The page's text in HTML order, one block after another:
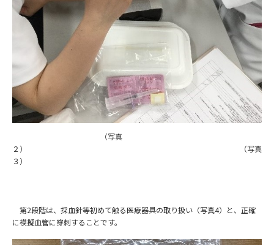
（写真
２） （写真
３）
第2段階は、採血針等初めて触る医療器具の取り扱い（写真4）と、正確
に模擬血管に穿刺することです。